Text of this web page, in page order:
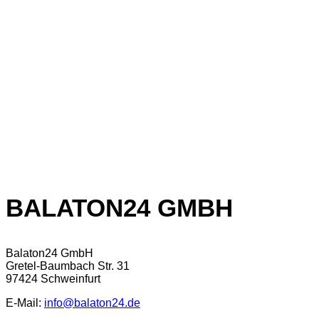
BALATON24 GMBH
Balaton24 GmbH
Gretel-Baumbach Str. 31
97424 Schweinfurt
E-Mail: info@balaton24.de